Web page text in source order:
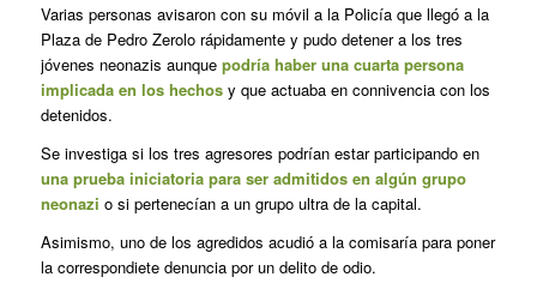
Varias personas avisaron con su móvil a la Policía que llegó a la
Plaza de Pedro Zerolo rápidamente y pudo detener a los tres
jóvenes neonazis aunquepodría haber una cuarta persona
implicada en los hechosy que actuaba en connivencia con los
detenidos.
Se investiga si los tres agresores podrían estar participando en
una prueba iniciatoria para ser admitidos en algún grupo
neonazi o si pertenecían a un grupo ultra de la capital.
Asimismo, uno de los agredidos acudió a la comisaría para poner
la correspondiete denuncia por un delito de odio.